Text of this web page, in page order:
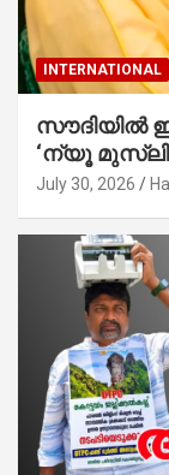
INTERNATIONAL
സൗദിയില്‍
‘ന്യൂ
ആരംഭിച്ചു
July 30, 2026